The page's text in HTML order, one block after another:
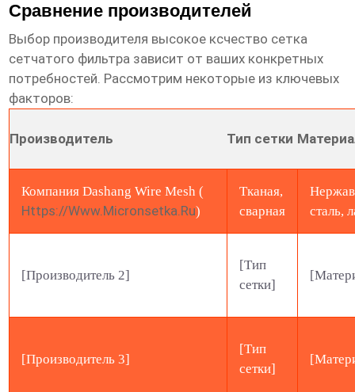
Сравнение производителей
Выбор производителя высокое ксчество сетка
сетчатого фильтра зависит от ваших конкретных
потребностей. Рассмотрим некоторые из ключевых
факторов:
Производитель Тип сетки
Компания Dashang Wire Mesh (
Https://www.micronsetka.ru)
Тканая,
сварная
сталь,
[Производитель 2]
[Тип
сетки]
[Производитель 3]
[Тип
сетки]